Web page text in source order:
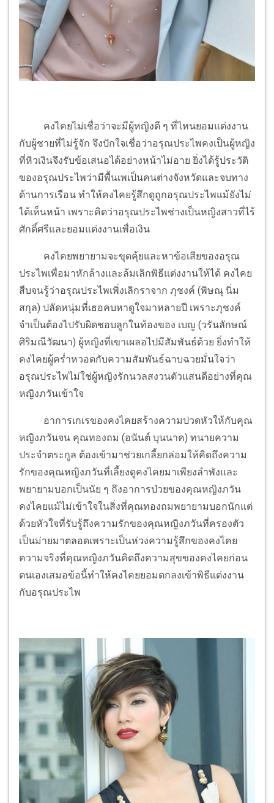
คงไคยไม่เชื่อว่าจะมีผู้หญิงดี ๆ ที่ไหนยอมแต่งงาน
กับผู้ชายที่ไม่รู้จัก จึงปักใจเชื่อว่าอรุณประไพคงเป็นผู้หญิง
ที่หิวเงินจึงรับข้อเสนอได้อย่างหน้าไม่อาย ยิ่งได้รู้ประวัติ
ของอรุณประไพว่ามีพื้นเพเป็นคนต่างจังหวัดและจบทาง
ด้านการเรือน ทำให้คงไคยรู้สึกดูถูกอรุณประไพแม้ยังไม่
ได้เห็นหน้า เพราะคิดว่าอรุณประไพช่างเป็นหญิงสาวที่ไร้
ศักดิ์ศรีและยอมแต่งงานเพื่อเงิน
คงไคยพยายามจะขุดคุ้ยและหาข้อเสียของอรุณ
ประไพเพื่อมาหักล้างและล้มเลิกพิธีแต่งงานให้ได้ คงไคย
สืบจนรู้ว่าอรุณประไพเพิ่งเลิกราจาก ภุชงค์ (พิษณุ นิ่ม
สกุล) ปลัดหนุ่มที่เธอคบหาดูใจมาหลายปี เพราะภุชงค์
จำเป็นต้องไปรับผิดชอบลูกในท้องของ เบญ (วรันลักษณ์
ศิริมณีวัฒนา) ผู้หญิงที่เขาเผลอไปมีสัมพันธ์ด้วย ยิ่งทำให้
คงไคยผู้คร่ำหวอดกับความสัมพันธ์ฉาบฉวยมั่นใจว่า
อรุณประไพไม่ใช่ผู้หญิงรักนวลสงวนตัวแสนดีอย่างที่คุณ
หญิงภวันเข้าใจ
อาการเกเรของคงไคยสร้างความปวดหัวให้กับคุณ
หญิงภวันจน คุณทองถม (อนันต์ บุนนาค) ทนายความ
ประจำตระกูล ต้องเข้ามาช่วยเกลี้ยกล่อมให้คิดถึงความ
รักของคุณหญิงภวันที่เลี้ยงดูคงไคยมาเพียงลำพังและ
พยายามบอกเป็นนัย ๆ ถึงอาการป่วยของคุณหญิงภวัน
คงไคยแม้ไม่เข้าใจในสิ่งที่คุณทองถมพยายามบอกนักแต่
ด้วยหัวใจที่รับรู้ถึงความรักของคุณหญิงภวันที่ครองตัว
เป็นม่ายมาตลอดเพราะเป็นห่วงความรู้สึกของคงไคย
ความจริงที่คุณหญิงภวันคิดถึงความสุขของคงไคยก่อน
ตนเองเสมอข้อนี้ทำให้คงไคยยอมตกลงเข้าพิธีแต่งงาน
กับอรุณประไพ